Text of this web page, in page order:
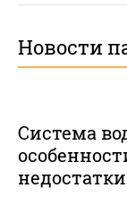
Новости
Система
недостатки